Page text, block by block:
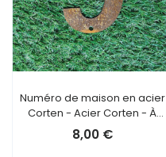
Numéro de maison en acier
Corten - Acier Corten - À
visser - 9
8,00 €